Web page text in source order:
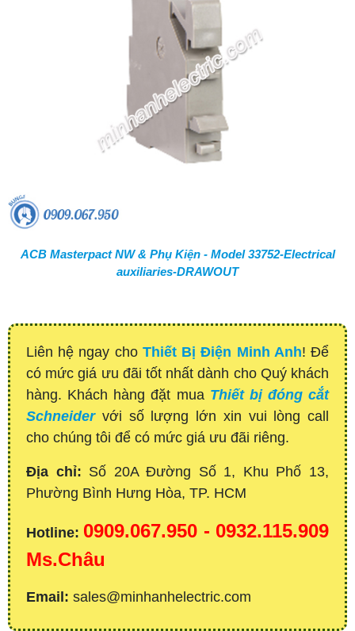
ACB Masterpact NW & Phụ Kiện - Model 33752-Electrical
auxiliaries-DRAWOUT
Liên hệ ngay cho Thiết Bị Điện Minh Anh! Để
có mức giá ưu đãi tốt nhất dành cho Quý khách
hàng. Khách hàng đặt mua Thiết bị đóng cắt
Schneider với số lượng lớn xin vui lòng call
cho chúng tôi để có mức giá ưu đãi riêng.
Địa chỉ: Số 20A Đường Số 1, Khu Phố 13,
Phường Bình Hưng Hòa, TP. HCM
Hotline: 0909.067.950 - 0932.115.909
Ms.Châu
Email: sales@minhanhelectric.com